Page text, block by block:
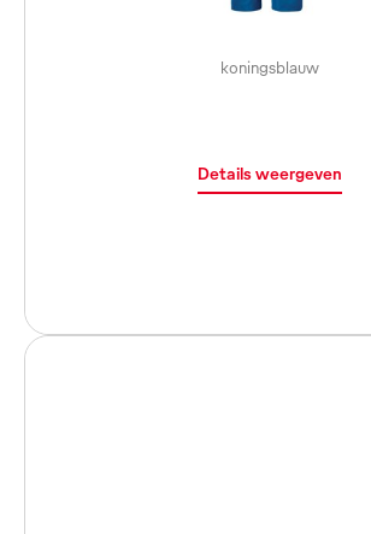
koningsblauw
Details weergeven